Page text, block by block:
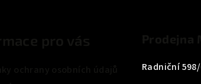
Radniční